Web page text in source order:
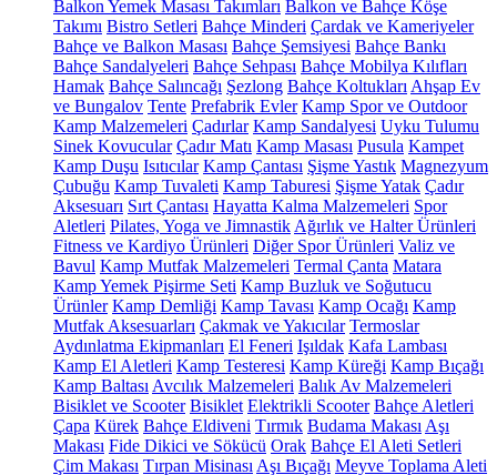
Balkon Yemek Masası Takımları Balkon ve Bahçe Köşe
Takımı Bistro Setleri Bahçe Minderi Çardak ve Kameriyeler
Bahçe ve Balkon Masası Bahçe Şemsiyesi Bahçe Bankı
Bahçe Sandalyeleri Bahçe Sehpası Bahçe Mobilya Kılıfları
Hamak Bahçe Salıncağı Şezlong Bahçe Koltukları Ahşap Ev
ve Bungalov Tente Prefabrik Evler Kamp Spor ve Outdoor
Kamp Malzemeleri Çadırlar Kamp Sandalyesi Uyku Tulumu
Sinek Kovucular Çadır Matı Kamp Masası Pusula Kampet
Kamp Duşu Isıtıcılar Kamp Çantası Şişme Yastık Magnezyum
Çubuğu Kamp Tuvaleti Kamp Taburesi Şişme Yatak Çadır
Aksesuarı Sırt Çantası Hayatta Kalma Malzemeleri Spor
Aletleri Pilates, Yoga ve Jimnastik Ağırlık ve Halter Ürünleri
Fitness ve Kardiyo Ürünleri Diğer Spor Ürünleri Valiz ve
Bavul Kamp Mutfak Malzemeleri Termal Çanta Matara
Kamp Yemek Pişirme Seti Kamp Buzluk ve Soğutucu
Ürünler Kamp Demliği Kamp Tavası Kamp Ocağı Kamp
Mutfak Aksesuarları Çakmak ve Yakıcılar Termoslar
Aydınlatma Ekipmanları El Feneri Işıldak Kafa Lambası
Kamp El Aletleri Kamp Testeresi Kamp Küreği Kamp Bıçağı
Kamp Baltası Avcılık Malzemeleri Balık Av Malzemeleri
Bisiklet ve Scooter Bisiklet Elektrikli Scooter Bahçe Aletleri
Çapa Kürek Bahçe Eldiveni Tırmık Budama Makası Aşı
Makası Fide Dikici ve Sökücü Orak Bahçe El Aleti Setleri
Çim Makası Tırpan Misinası Aşı Bıçağı Meyve Toplama Aleti